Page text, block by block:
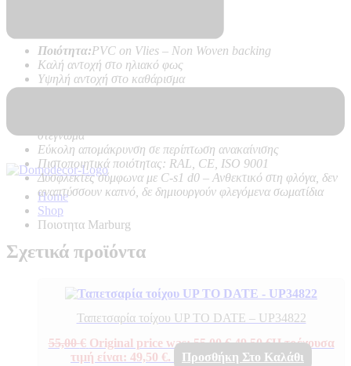
Home
Shop
Ποιοτητα Marburg
Ποιότητα:PVC on Vlies – Non Woven backing
Καλή αντοχή στο ηλιακό φως
Υψηλή αντοχή στο καθάρισμα
στέγνωμα
Εύκολη απομάκρυνση σε περίπτωση ανακαίνισης
Πιστοποιητικά ποιότητας: RAL, CE, ISO 9001
Δύσφλεκτες σύμφωνα με C-s1 d0 – Ανθεκτικό στη φλόγα, δεν
αναπτύσσουν καπνό, δε δημιουργούν φλεγόμενα σωματίδια
Σχετικά προϊόντα
Ταπετσαρία τοίχου UP TO DATE – UP34822
55,00€ Original price was: 55,00 €.49,50€Η τρέχουσα
τιμή είναι: 49,50 €.
Προσθήκη Στο Καλάθι